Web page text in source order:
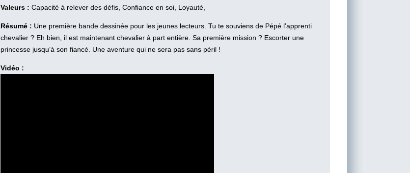
Valeurs : Capacité à relever des défis, Confiance en soi, Loyauté,
Résumé : Une première bande dessinée pour les jeunes lecteurs. Tu te souviens de Pépé l’apprenti
chevalier ? Eh bien, il est maintenant chevalier à part entière. Sa première mission ? Escorter une
princesse jusqu’à son fiancé. Une aventure qui ne sera pas sans péril !
Vidéo :